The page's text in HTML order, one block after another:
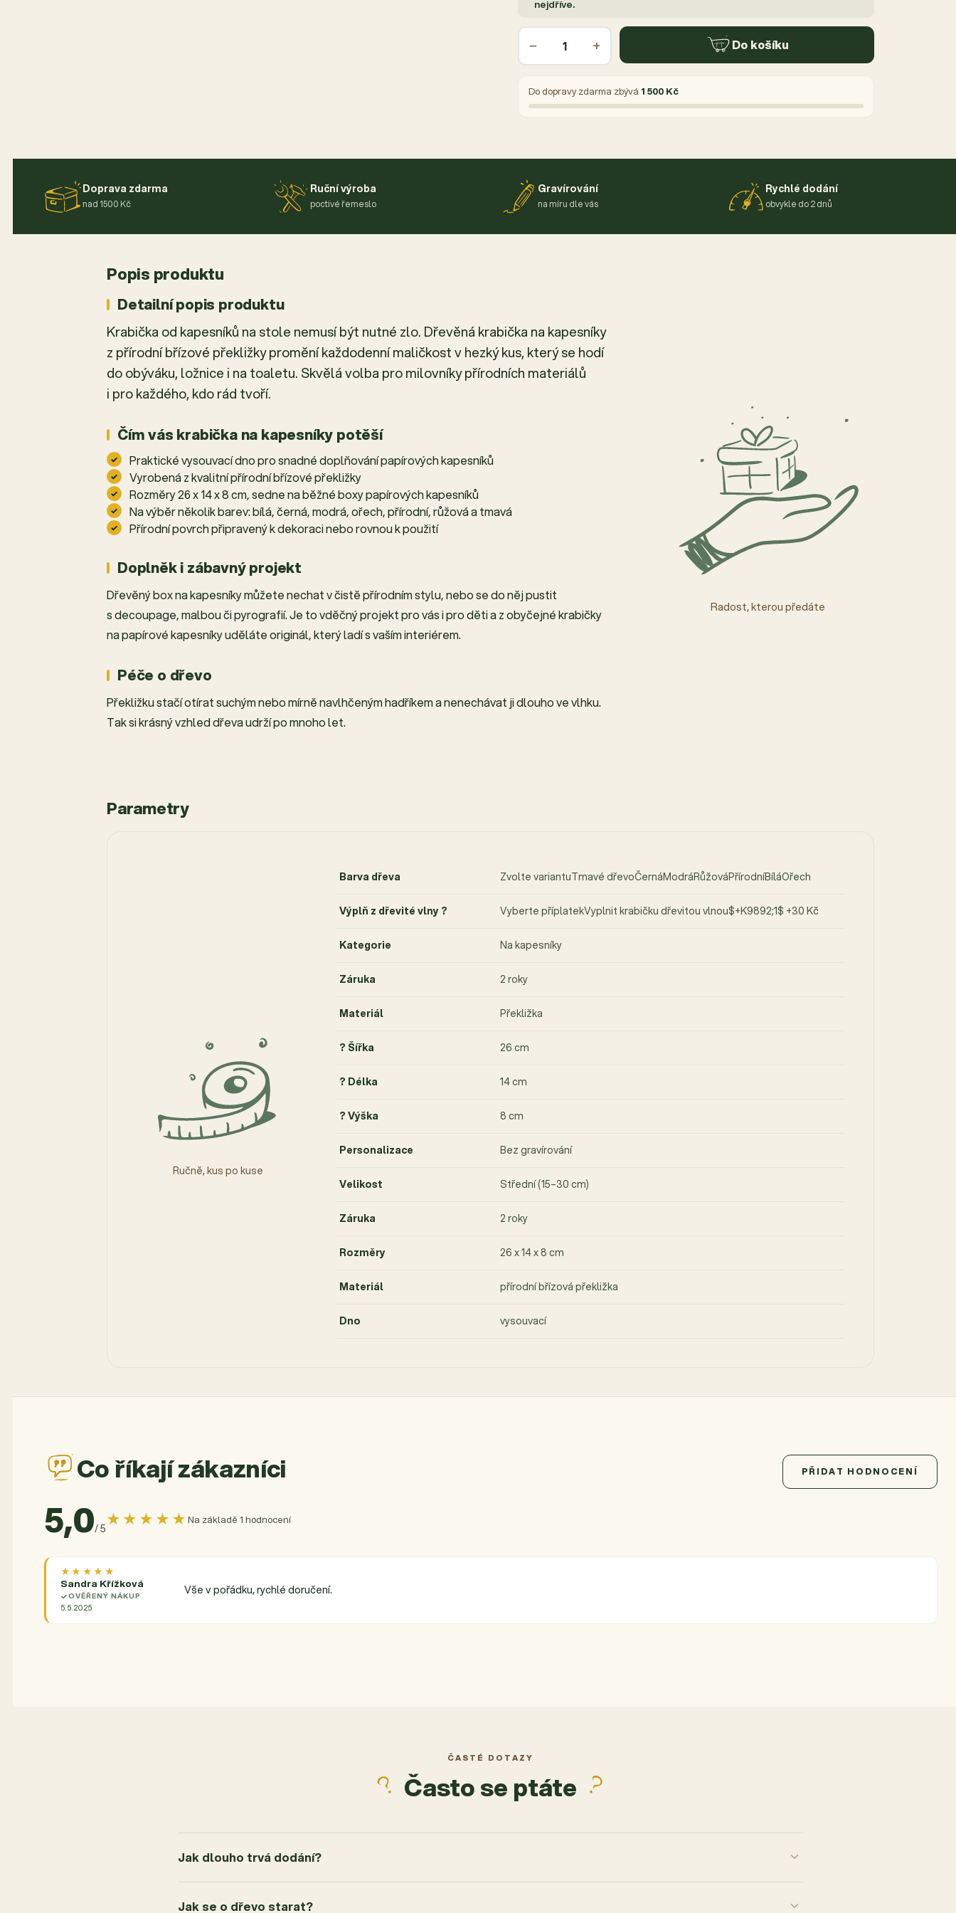
nejdříve.
− + Do košíku
Do dopravy zdarma zbývá 1 500 Kč
Doprava zdarma
nad 1500 Kč
Ruční výroba
poctivé řemeslo
Gravírování
na míru dle vás
Rychlé dodání
obvykle do 2 dnů
Popis produktu
Detailní popis produktu
Krabička od kapesníků na stole nemusí být nutné zlo. Dřevěná krabička na kapesníky
z přírodní břízové překližky promění každodenní maličkost v hezký kus, který se hodí
do obýváku, ložnice i na toaletu. Skvělá volba pro milovníky přírodních materiálů
i pro každého, kdo rád tvoří.
Čím vás krabička na kapesníky potěší
Praktické vysouvací dno pro snadné doplňování papírových kapesníků
Vyrobená z kvalitní přírodní břízové překližky
Rozměry 26 x 14 x 8 cm, sedne na běžné boxy papírových kapesníků
Na výběr několik barev: bílá, černá, modrá, ořech, přírodní, růžová a tmavá
Přírodní povrch připravený k dekoraci nebo rovnou k použití
Doplněk i zábavný projekt
Dřevěný box na kapesníky můžete nechat v čistě přírodním stylu, nebo se do něj pustit
s decoupage, malbou či pyrografií. Je to vděčný projekt pro vás i pro děti a z obyčejné krabičky
na papírové kapesníky uděláte originál, který ladí s vaším interiérem.
Péče o dřevo
Překližku stačí otírat suchým nebo mírně navlhčeným hadříkem a nenechávat ji dlouho ve vlhku.
Tak si krásný vzhled dřeva udrží po mnoho let.
Radost, kterou předáte
Parametry
Ručně, kus po kuse
Barva dřeva Zvolte variantuTmavé dřevoČernáModráRůžováPřírodníBíláOřech
Výplň z dřevité vlny ? Vyberte příplatekVyplnit krabičku dřevitou vlnou$+K9892;1$ +30 Kč
Kategorie Na kapesníky
Záruka 2 roky
Materiál Překližka
? Šířka 26 cm
? Délka 14 cm
? Výška 8 cm
Personalizace Bez gravírování
Velikost Střední (15–30 cm)
Záruka 2 roky
Rozměry 26 x 14 x 8 cm
Materiál přírodní břízová překližka
Dno vysouvací
Co říkají zákazníci
5,0/ 5★★★★★ Na základě 1 hodnocení
★★★★★
Sandra Křížková
OVĚŘENÝ NÁKUP
5.5.2025
Vše v pořádku, rychlé doručení.
PŘIDAT HODNOCENÍ
ČASTÉ DOTAZY
Často se ptáte
Jak dlouho trvá dodání?
Jak se o dřevo starat?